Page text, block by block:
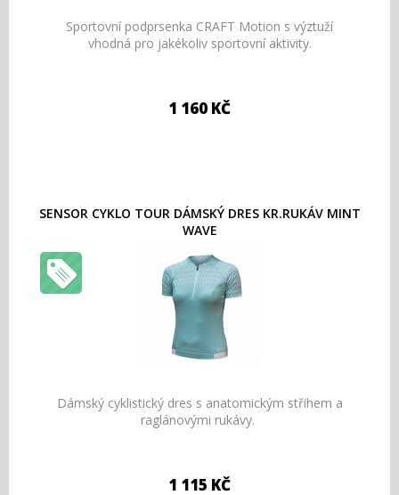
Sportovní podprsenka CRAFT Motion s výztuží
vhodná pro jakékoliv sportovní aktivity.
1 160 KČ
SENSOR CYKLO TOUR DÁMSKÝ DRES KR.RUKÁV MINT
WAVE
Dámský cyklistický dres s anatomickým střihem a
raglánovými rukávy.
1 115 KČ